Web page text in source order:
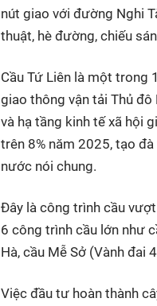
nút giao với đường Nghi
thuật, hè đường, chiếu
Cầu Tứ Liên là một trong
giao thông vận tải Thủ
và hạ tầng kinh tế xã hội
trên 8% năm 2025, tạo
nước nói chung.
Đây là công trình cầu
6 công trình cầu lớn như
Hà, cầu Mễ Sở (Vành đai
Việc đầu tư hoàn thành